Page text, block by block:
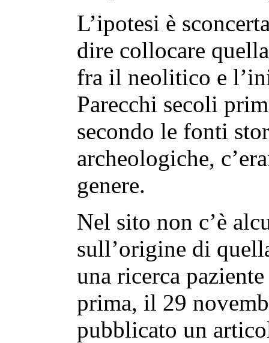
L’ipotesi è
dire collocare
fra il neolitico e
Parecchi secoli
secondo le fonti
archeologiche,
genere.
Nel sito non c’è
sull’origine di
una ricerca
prima, il 29
pubblicato un